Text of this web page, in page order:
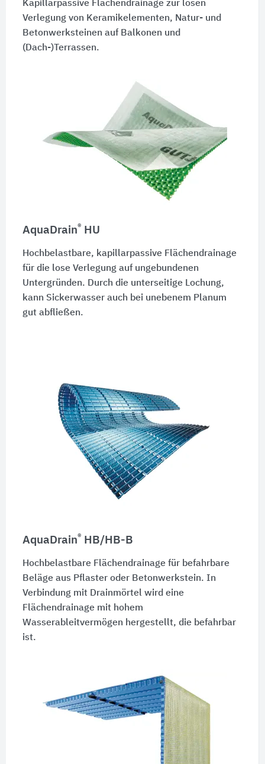
Kapillarpassive Flächendrainage zur losen
Verlegung von Keramikelementen, Natur- und
Betonwerksteinen auf Balkonen und
(Dach-)Terrassen.
AquaDrain® HU
Hochbelastbare, kapillarpassive Flächendrainage
für die lose Verlegung auf ungebundenen
Untergründen. Durch die unterseitige Lochung,
kann Sickerwasser auch bei unebenem Planum
gut abfließen.
AquaDrain® HB/HB-B
Hochbelastbare Flächendrainage für befahrbare
Beläge aus Pflaster oder Betonwerkstein. In
Verbindung mit Drainmörtel wird eine
Flächendrainage mit hohem
Wasserableitvermögen hergestellt, die befahrbar
ist.